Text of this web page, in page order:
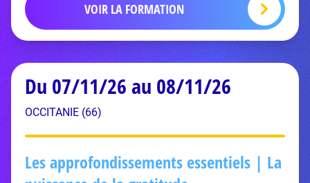
VOIR LA FORMATION
Du 07/11/26 au 08/11/26
OCCITANIE (66)
Les approfondissements essentiels | La